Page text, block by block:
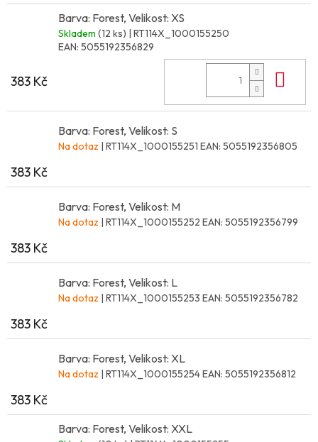
Barva: Forest, Velikost: XS
Skladem (12 ks) | RT114X_1000155250
EAN: 5055192356829
383 Kč
Barva: Forest, Velikost: S
Na dotaz | RT114X_1000155251 EAN: 5055192356805
383 Kč
Barva: Forest, Velikost: M
Na dotaz | RT114X_1000155252 EAN: 5055192356799
383 Kč
Barva: Forest, Velikost: L
Na dotaz | RT114X_1000155253 EAN: 5055192356782
383 Kč
Barva: Forest, Velikost: XL
Na dotaz | RT114X_1000155254EAN: 5055192356812
383 Kč
Barva: Forest, Velikost: XXL